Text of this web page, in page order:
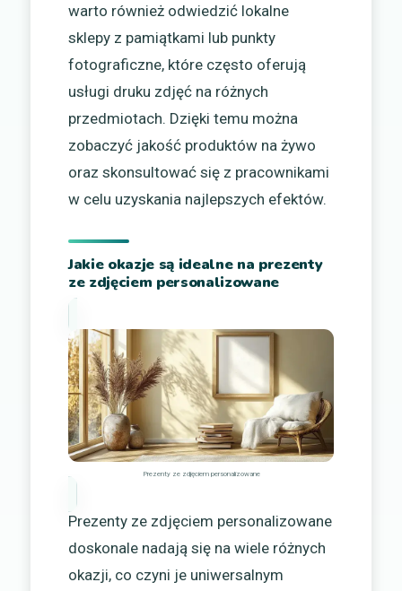
warto również odwiedzić lokalne
sklepy z pamiątkami lub punkty
fotograficzne, które często oferują
usługi druku zdjęć na różnych
przedmiotach. Dzięki temu można
zobaczyć jakość produktów na żywo
oraz skonsultować się z pracownikami
w celu uzyskania najlepszych efektów.
Jakie okazje są idealne na prezenty
ze zdjęciem personalizowane
Prezenty ze zdjęciem personalizowane
Prezenty ze zdjęciem personalizowane
doskonale nadają się na wiele różnych
okazji, co czyni je uniwersalnym